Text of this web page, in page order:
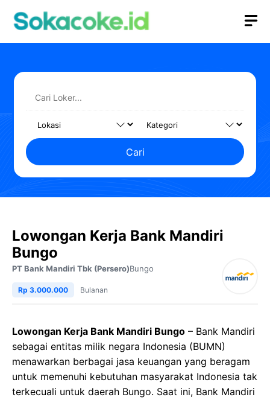
Cari
Lowongan Kerja Bank Mandiri
Bungo
PT Bank Mandiri Tbk (Persero)Bungo
Rp 3.000.000 Bulanan
Lowongan Kerja Bank Mandiri Bungo – Bank Mandiri
sebagai entitas milik negara Indonesia (BUMN)
menawarkan berbagai jasa keuangan yang beragam
untuk memenuhi kebutuhan masyarakat Indonesia tak
terkecuali untuk daerah Bungo. Saat ini, Bank Mandiri